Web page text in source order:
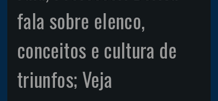
fala sobre elenco,
conceitos e cultura de
triunfos; Veja